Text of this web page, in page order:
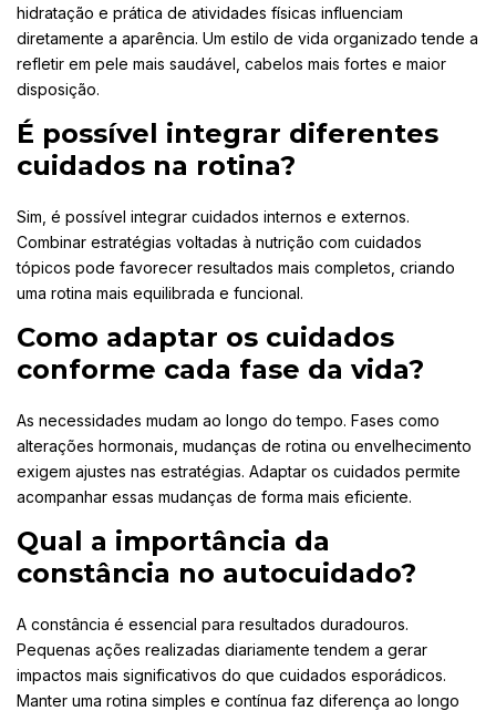
hidratação e prática de atividades físicas influenciam
diretamente a aparência. Um estilo de vida organizado tende a
refletir em pele mais saudável, cabelos mais fortes e maior
disposição.
É possível integrar diferentes
cuidados na rotina?
Sim, é possível integrar cuidados internos e externos.
Combinar estratégias voltadas à nutrição com cuidados
tópicos pode favorecer resultados mais completos, criando
uma rotina mais equilibrada e funcional.
Como adaptar os cuidados
conforme cada fase da vida?
As necessidades mudam ao longo do tempo. Fases como
alterações hormonais, mudanças de rotina ou envelhecimento
exigem ajustes nas estratégias. Adaptar os cuidados permite
acompanhar essas mudanças de forma mais eficiente.
Qual a importância da
constância no autocuidado?
A constância é essencial para resultados duradouros.
Pequenas ações realizadas diariamente tendem a gerar
impactos mais significativos do que cuidados esporádicos.
Manter uma rotina simples e contínua faz diferença ao longo